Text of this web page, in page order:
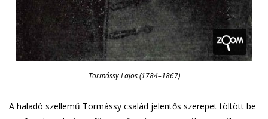
Tormássy Lajos (1784–1867)
A haladó szellemű Tormássy család jelentős szerepet töltött be